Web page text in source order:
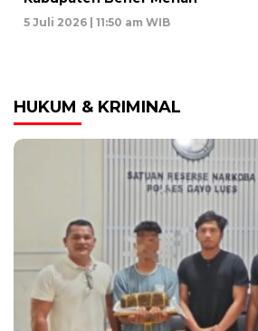
5 Juli 2026 | 11:50 am WIB
HUKUM & KRIMINAL